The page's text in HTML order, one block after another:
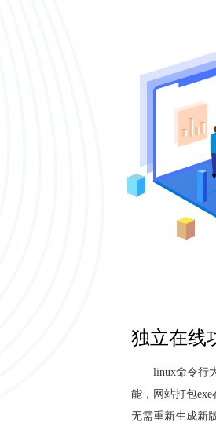
独立在线
linux命令行
能，网站打包
无需重新生成新